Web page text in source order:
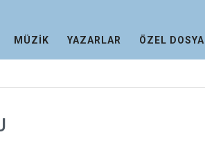
MÜZİK YAZARLAR ÖZEL DOSYA